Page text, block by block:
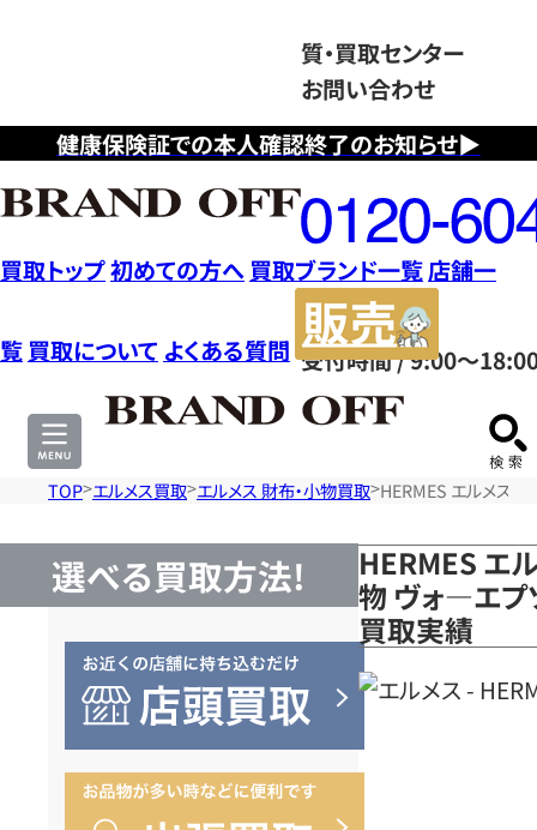
健康保険証での本人確認終了のお知らせ▶
質・買取センター
お問い合わせ
フ
リ
ー
ダ
イ
ヤ
ル
0120604117
受付時間 / 9:00～
買取トップ初めての方へ 買取ブランド一覧店舗一
覧 買取について よくある質問
サ
TOP エルメス買取 エルメス 財布・小物買取 HERMES エルメス
選べる買取方法!
HERMES エ
物 ヴォ―エプ
買取実績